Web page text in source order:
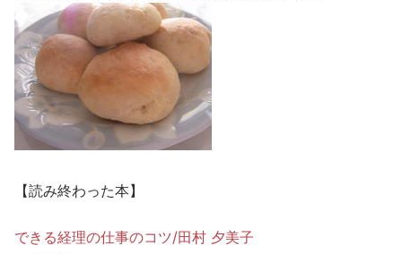
【読み終わった本】
できる経理の仕事のコツ/田村 夕美子